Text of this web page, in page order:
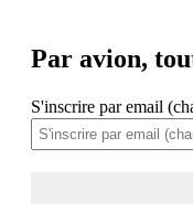
Par avion,
S'inscrire par email